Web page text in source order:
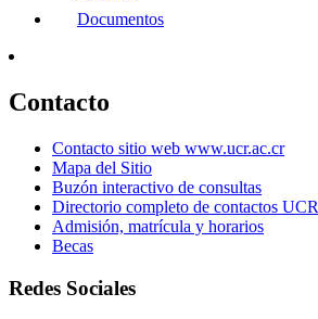
Documentos
Contacto
Contacto sitio web www.ucr.ac.cr
Mapa del Sitio
Buzón interactivo de consultas
Directorio completo de contactos UCR
Admisión, matrícula y horarios
Becas
Redes Sociales